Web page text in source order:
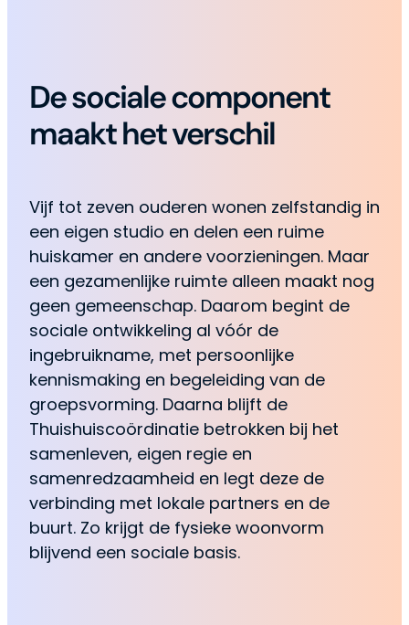
De sociale component
maakt het verschil
Vijf tot zeven ouderen wonen zelfstandig in
een eigen studio en delen een ruime
huiskamer en andere voorzieningen. Maar
een gezamenlijke ruimte alleen maakt nog
geen gemeenschap. Daarom begint de
sociale ontwikkeling al vóór de
ingebruikname, met persoonlijke
kennismaking en begeleiding van de
groepsvorming. Daarna blijft de
Thuishuiscoördinatie betrokken bij het
samenleven, eigen regie en
samenredzaamheid en legt deze de
verbinding met lokale partners en de
buurt. Zo krijgt de fysieke woonvorm
blijvend een sociale basis.